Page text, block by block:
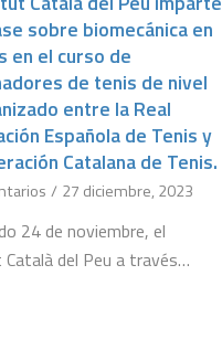
sobre biomecánica en
en el curso de
de tenis de nivel
entre la Real
Española de Tenis y
Catalana de Tenis.
/ 27 diciembre, 2023
24 de noviembre, el
del Peu a través…